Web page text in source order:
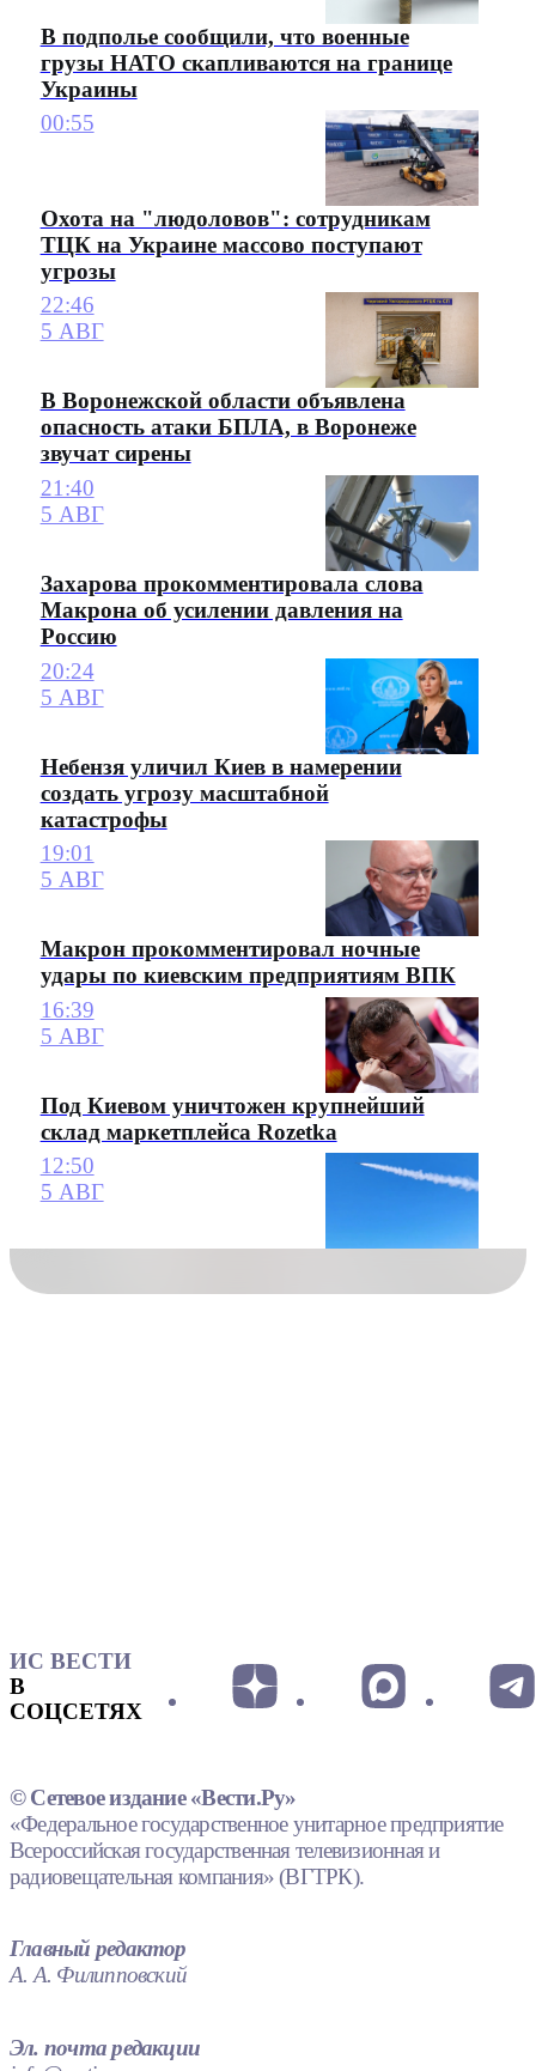
В подполье сообщили, что военные
грузы НАТО скапливаются на границе
Украины
00:55
Охота на "людоловов": сотрудникам
ТЦК на Украине массово поступают
угрозы
22:46
5 АВГ
В Воронежской области объявлена
опасность атаки БПЛА, в Воронеже
звучат сирены
21:40
5 АВГ
Захарова прокомментировала слова
Макрона об усилении давления на
Россию
20:24
5 АВГ
Небензя уличил Киев в намерении
создать угрозу масштабной
катастрофы
19:01
5 АВГ
Макрон прокомментировал ночные
удары по киевским предприятиям ВПК
16:39
5 АВГ
Под Киевом уничтожен крупнейший
склад маркетплейса Rozetka
12:50
5 АВГ
ИС ВЕСТИ
В
СОЦСЕТЯХ
© Сетевое издание «Вести.Ру»
«Федеральное государственное унитарное предприятие
Всероссийская государственная телевизионная и
радиовещательная компания» (ВГТРК).
Главный редактор
А. А. Филипповский
Эл. почта редакции